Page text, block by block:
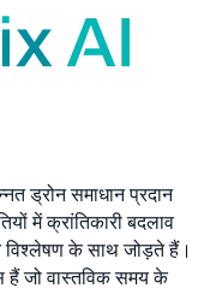
ड्रोन समाधान प्रदान
में क्रांतिकारी बदलाव
विश्लेषण के साथ जोड़ते हैं।
हैं जो वास्तविक समय के